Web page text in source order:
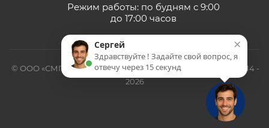
Режим работы: по будням с 9:00
до 17:00 часов
© ООО «СМП-Проект», поставка серверных запчастей, 2014 -
2026
×
Сергей
Здравствуйте ! Задайте свой вопрос, я
отвечу через 15 секунд